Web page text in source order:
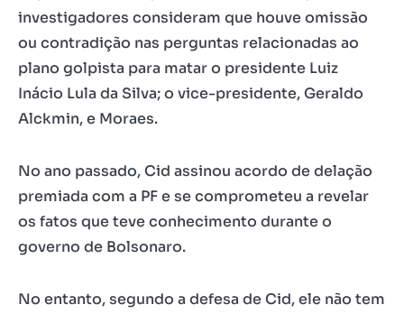
investigadores consideram que houve omissão
ou contradição nas perguntas relacionadas ao
plano golpista para matar o presidente Luiz
Inácio Lula da Silva; o vice-presidente, Geraldo
Alckmin, e Moraes.
No ano passado, Cid assinou acordo de delação
premiada com a PF e se comprometeu a revelar
os fatos que teve conhecimento durante o
governo de Bolsonaro.
No entanto, segundo a defesa de Cid, ele não tem